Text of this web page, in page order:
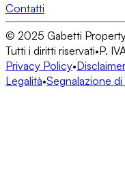
Contatti
© 2025 Gabetti
Tutti i diritti riservati•P.
Privacy Policy•Disclaimer
Legalità•Segnalazione di